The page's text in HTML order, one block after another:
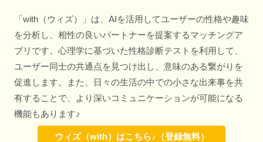
「with（ウィズ）」は、AIを活用してユーザーの性格や趣味
を分析し、相性の良いパートナーを提案するマッチングア
プリです。心理学に基づいた性格診断テストを利用して、
ユーザー同士の共通点を見つけ出し、意味のある繋がりを
促進します。また、日々の生活の中での小さな出来事を共
有することで、より深いコミュニケーションが可能になる
機能もあります♪
ウィズ（with）はこちら♪（登録無料）